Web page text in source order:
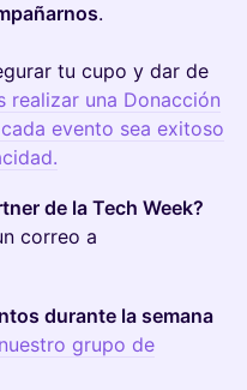
.
tu cupo y dar de
realizar una Donacción
evento sea exitoso
de la Tech Week?
correo a
durante la semana
grupo de